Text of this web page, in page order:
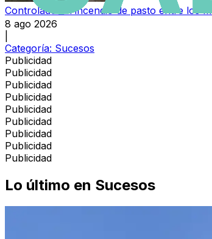
Controlado un incendio de pasto entre los
8 ago 2026
Categoría: Sucesos
Publicidad
Publicidad
Publicidad
Publicidad
Publicidad
Publicidad
Publicidad
Publicidad
Publicidad
Lo último en Sucesos